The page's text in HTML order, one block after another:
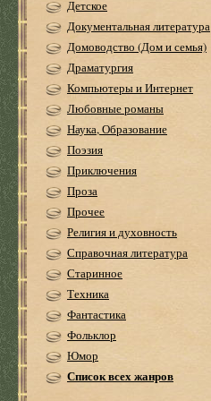
Детское
Документальная литература
Домоводство (Дом и семья)
Драматургия
Компьютеры и Интернет
Любовные романы
Наука, Образование
Поэзия
Приключения
Проза
Прочее
Религия и духовность
Справочная литература
Старинное
Техника
Фантастика
Фольклор
Юмор
Список всех жанров